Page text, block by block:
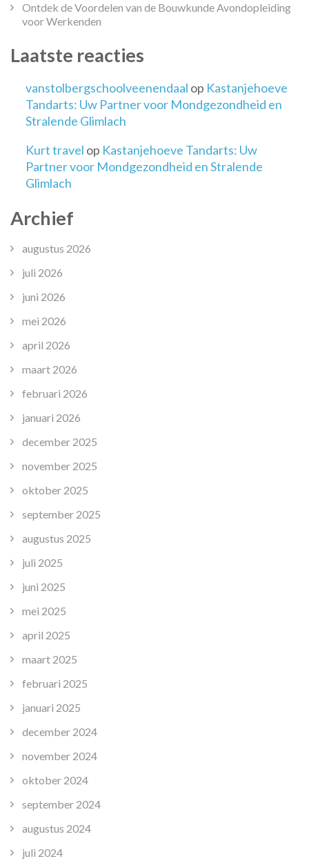
Ontdek de Voordelen van de Bouwkunde Avondopleiding
voor Werkenden
Laatste reacties
vanstolbergschoolveenendaal op Kastanjehoeve
Tandarts: Uw Partner voor Mondgezondheid en
Stralende Glimlach
Kurt travel op Kastanjehoeve Tandarts: Uw
Partner voor Mondgezondheid en Stralende
Glimlach
Archief
augustus 2026
juli 2026
juni 2026
mei 2026
april 2026
maart 2026
februari 2026
januari 2026
december 2025
november 2025
oktober 2025
september 2025
augustus 2025
juli 2025
juni 2025
mei 2025
april 2025
maart 2025
februari 2025
januari 2025
december 2024
november 2024
oktober 2024
september 2024
augustus 2024
juli 2024